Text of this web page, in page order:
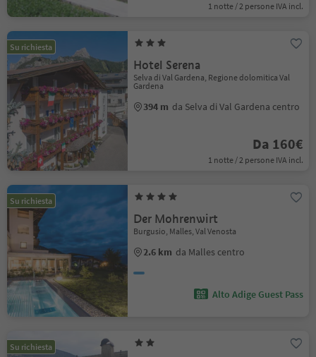
1 notte / 2 persone IVA incl.
Su richiesta
Hotel Serena
Selva di Val Gardena, Regione dolomitica Val
Gardena
394 m da Selva di Val Gardena centro
Da 160€
1 notte / 2 persone IVA incl.
Su richiesta
Der Mohrenwirt
Burgusio, Malles, Val Venosta
2.6 km da Malles centro
Alto Adige Guest Pass
Su richiesta